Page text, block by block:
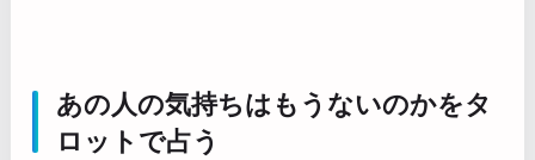
あの人の気持ちはもうないのかをタ
ロットで占う